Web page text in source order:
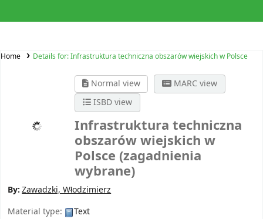
Home Details for:Infrastruktura techniczna obszarów wiejskich w Polsce
Normal view
MARC view
ISBD view
Infrastruktura techniczna
obszarów wiejskich w
Polsce (zagadnienia
wybrane)
By:Zawadzki, Włodzimierz
Material type:
Text